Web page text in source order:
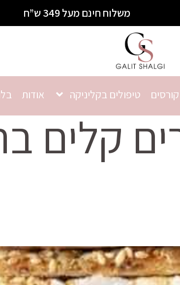
משלוח חינם מעל 349 ש”ח
קורסים טיפולים בקליניקה אודות